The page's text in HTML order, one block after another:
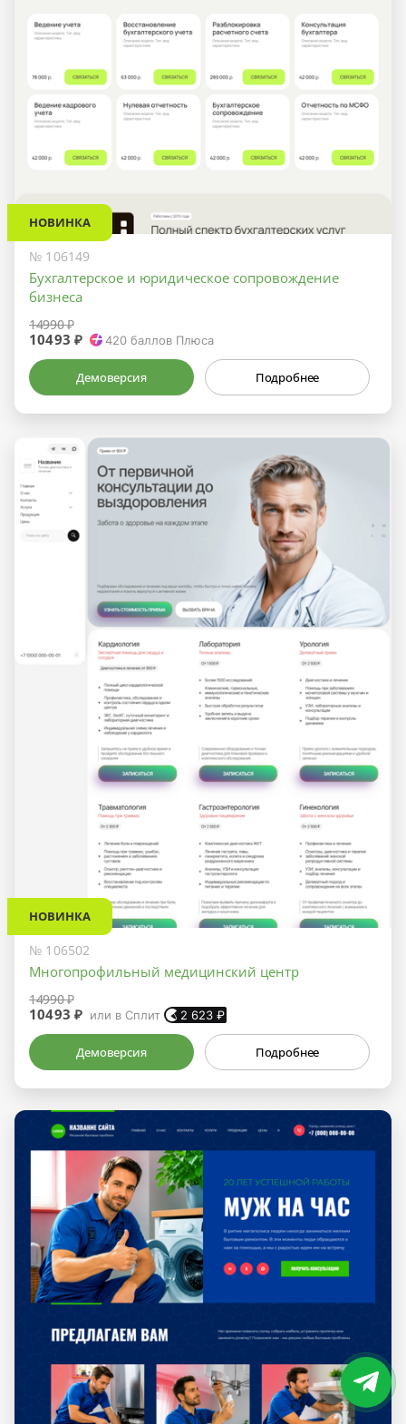
НОВИНКА
№ 106149
Бухгалтерское и юридическое сопровождение
бизнеса
14990 ₽
10493 ₽ 420 баллов Плюса
Демоверсия Подробнее
НОВИНКА
№ 106502
Многопрофильный медицинский центр
14990 ₽
10493 ₽ или в Сплит 2 623 ₽
Демоверсия Подробнее